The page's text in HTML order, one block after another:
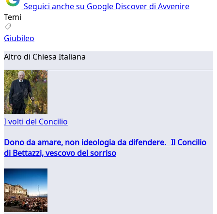
Seguici anche su Google Discover di Avvenire
Temi
Giubileo
Altro di Chiesa Italiana
I volti del Concilio
Dono da amare, non ideologia da difendere. Il Concilio
di Bettazzi, vescovo del sorriso